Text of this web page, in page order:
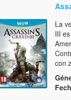
La
III
con